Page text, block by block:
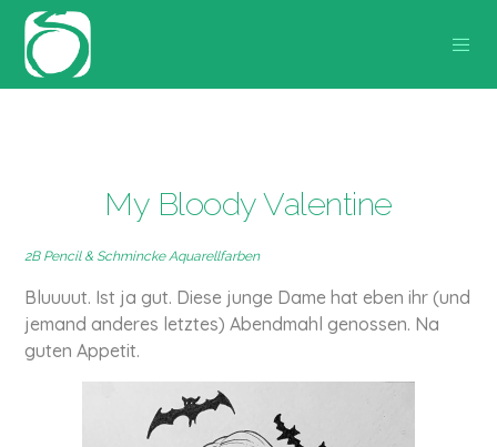
My Bloody Valentine
2B Pencil & Schmincke Aquarellfarben
Bluuuut. Ist ja gut. Diese junge Dame hat eben ihr (und
jemand anderes letztes) Abendmahl genossen. Na
guten Appetit.